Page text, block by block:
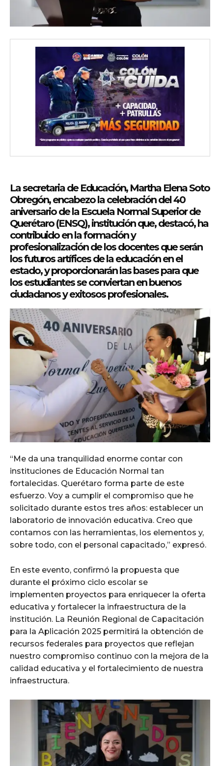
La secretaria de Educación, Martha Elena Soto
Obregón, encabezo la celebración del 40
aniversario de la Escuela Normal Superior de
Querétaro (ENSQ), institución que, destacó, ha
contribuido en la formación y
profesionalización de los docentes que serán
los futuros artífices de la educación en el
estado, y proporcionarán las bases para que
los estudiantes se conviertan en buenos
ciudadanos y exitosos profesionales.
“Me da una tranquilidad enorme contar con
instituciones de Educación Normal tan
fortalecidas. Querétaro forma parte de este
esfuerzo. Voy a cumplir el compromiso que he
solicitado durante estos tres años: establecer un
laboratorio de innovación educativa. Creo que
contamos con las herramientas, los elementos y,
sobre todo, con el personal capacitado,” expresó.
En este evento, confirmó la propuesta que
durante el próximo ciclo escolar se
implementen proyectos para enriquecer la oferta
educativa y fortalecer la infraestructura de la
institución. La Reunión Regional de Capacitación
para la Aplicación 2025 permitirá la obtención de
recursos federales para proyectos que reflejan
nuestro compromiso continuo con la mejora de la
calidad educativa y el fortalecimiento de nuestra
infraestructura.